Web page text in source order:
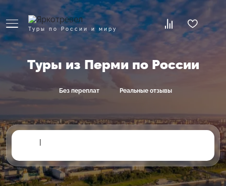
Туры по России и миру
Туры из Перми по России
Без переплат Реальные отзывы
|